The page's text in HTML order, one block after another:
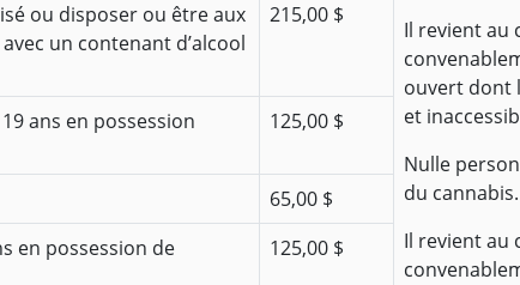
Il revient au
ouvert dont
et
Nulle
du cannabis.
Il revient au
ou disposer ou être aux
un contenant d’alcool
215,00 $
ans en possession
125,00 $
65,00 $
en possession de
125,00 $